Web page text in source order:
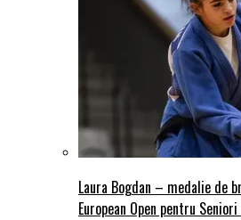
Laura Bogdan – medalie de
European Open pentru